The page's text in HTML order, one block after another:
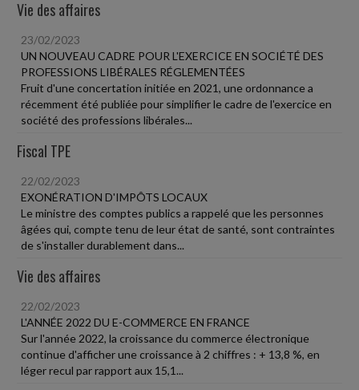
Vie des affaires
23/02/2023
UN NOUVEAU CADRE POUR L'EXERCICE EN SOCIÉTÉ DES
PROFESSIONS LIBÉRALES RÉGLEMENTÉES
Fruit d'une concertation initiée en 2021, une ordonnance a
récemment été publiée pour simplifier le cadre de l'exercice en
société des professions libérales...
Fiscal TPE
22/02/2023
EXONÉRATION D'IMPÔTS LOCAUX
Le ministre des comptes publics a rappelé que les personnes
âgées qui, compte tenu de leur état de santé, sont contraintes
de s'installer durablement dans...
Vie des affaires
22/02/2023
L'ANNÉE 2022 DU E-COMMERCE EN FRANCE
Sur l'année 2022, la croissance du commerce électronique
continue d'afficher une croissance à 2 chiffres : + 13,8 %, en
léger recul par rapport aux 15,1...